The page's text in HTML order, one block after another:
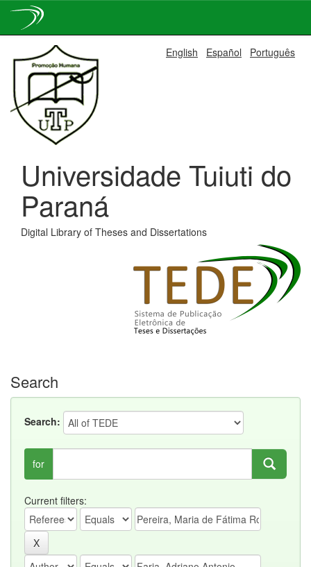
navigation
English Español Português
Universidade Tuiuti do
Paraná
Digital Library of Theses and Dissertations
Search
Search:
for
Current filters: